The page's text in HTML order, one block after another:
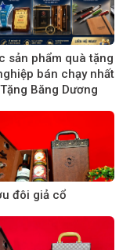
sản phẩm quà tặng
bán chạy nhất
Băng Dương
đôi giả cổ